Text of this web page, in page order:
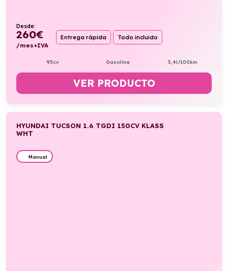
Desde:
260€
/mes+IVA
Entrega rápida Todo incluido
95cv Gasolina 5,4l/100km
VER PRODUCTO
HYUNDAI TUCSON 1.6 TGDI 150CV KLASS
WHT
Manual